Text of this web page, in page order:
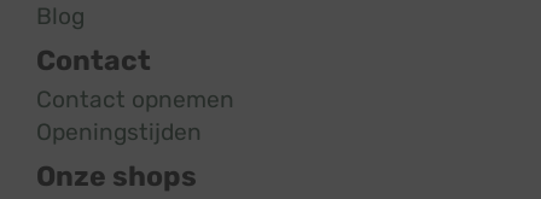
Blog
Contact
Contact opnemen
Openingstijden
Onze shops